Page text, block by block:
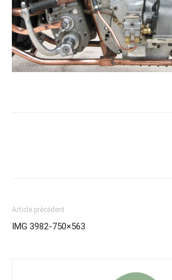
Article précédent
IMG 3982-750×563